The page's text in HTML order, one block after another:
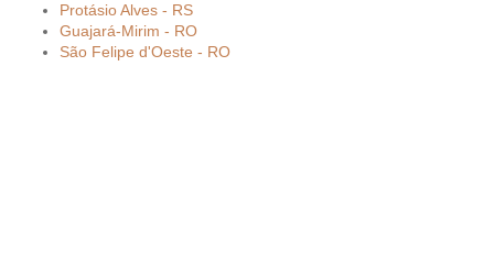
Protásio Alves - RS
Guajará-Mirim - RO
São Felipe d'Oeste - RO